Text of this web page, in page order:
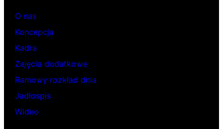
O nas
Koncepcja
Kadra
Zajęcia dodatkowe
Ramowy rozkład dnia
Jadłospis
Wideo